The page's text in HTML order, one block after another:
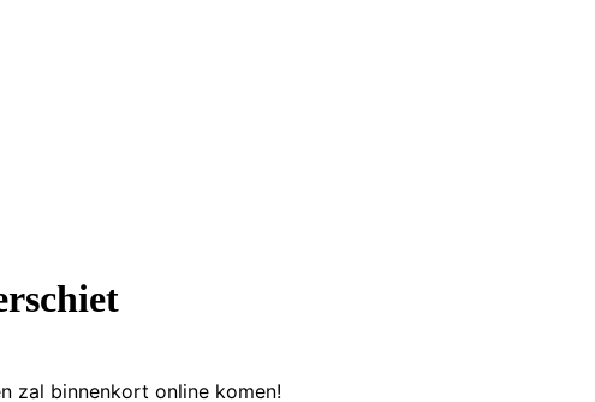
zal binnenkort online komen!